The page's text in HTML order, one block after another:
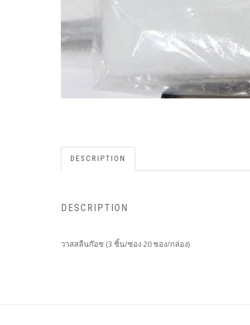
DESCRIPTION
DESCRIPTION
วาสสลีนก๊อซ (3 ชิ้น/ซอง 20 ซอง/กล่อง)